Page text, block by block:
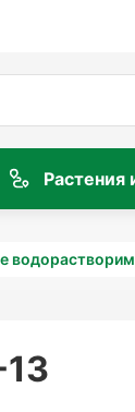
Растения